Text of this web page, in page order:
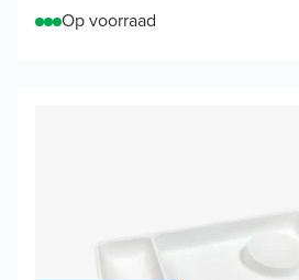
Op voorraad